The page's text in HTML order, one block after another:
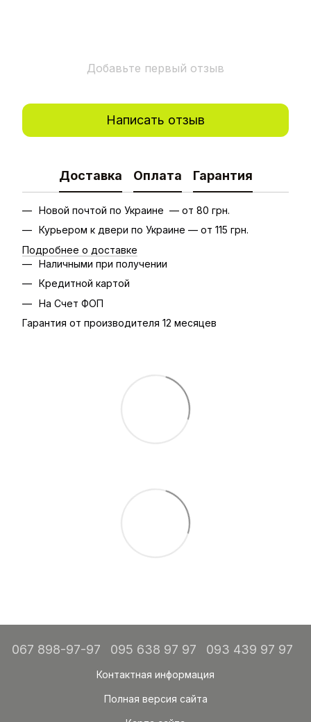
Добавьте первый отзыв
Написать отзыв
Доставка Оплата Гарантия
Новой почтой по Украине — от 80 грн.
Курьером к двери по Украине — от 115 грн.
Подробнее о доставке
Наличными при получении
Кредитной картой
На Счет ФОП
Гарантия от производителя 12 месяцев
067 898-97-97 095 638 97 97 093 439 97 97
Контактная информация
Полная версия сайта